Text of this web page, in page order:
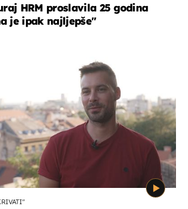
HRM proslavila 25 godina
je ipak najljepše"